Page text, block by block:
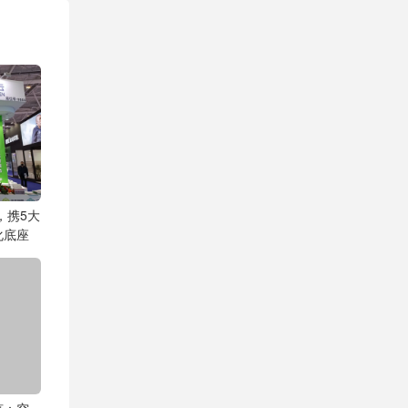
携5大
座